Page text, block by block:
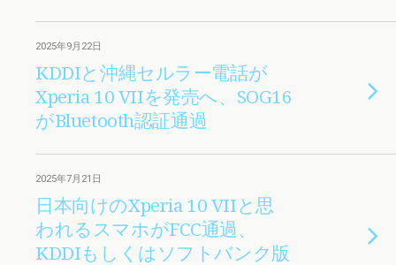
2025年9月22日
KDDIと沖縄セルラー電話が
Xperia 10 VIIを発売へ、SOG16
がBluetooth認証通過
2025年7月21日
日本向けのXperia 10 VIIと思
われるスマホがFCC通過、
KDDIもしくはソフトバンク版